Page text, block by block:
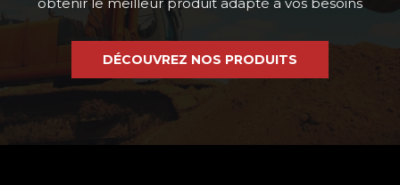
DÉCOUVREZ NOS PRODUITS